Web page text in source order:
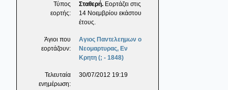
Τύπος
εορτής:
Σταθερή. Εορτάζει στις
14 Νοεμβρίου εκάστου
έτους.
Άγιοι που
εορτάζουν:
Αγιος Παντελεημων ο
Νεομαρτυρας, Εν
Κρητη (; - 1848)
Τελευταία
ενημέρωση:
30/07/2012 19:19